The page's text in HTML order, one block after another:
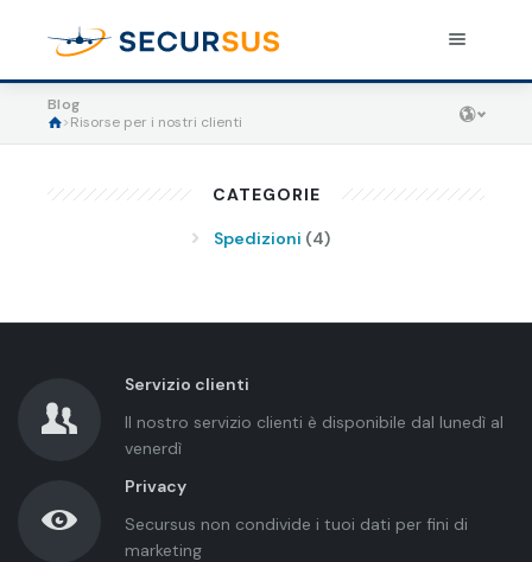
ASSICURARE UN PACCO
Spedire un pacco assicurato
Preparazione pacchi
Domande frequenti
Condizioni applicabili
Soluzioni di integrazione
Blog
>Risorse per i nostri clienti
CATEGORIE
Spedizioni (4)
Servizio clienti
Il nostro servizio clienti è disponibile dal lunedì al
venerdì
Privacy
Secursus non condivide i tuoi dati per fini di
marketing